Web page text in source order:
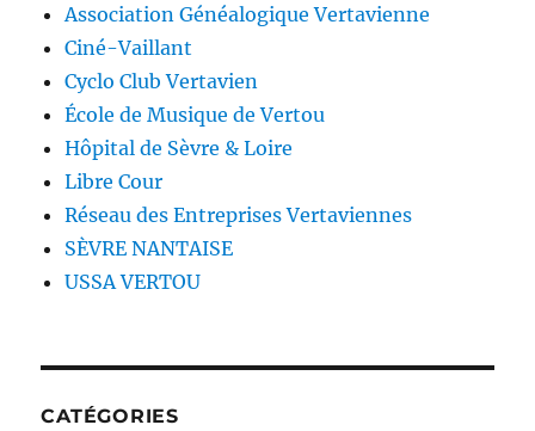
Association Généalogique Vertavienne
Ciné-Vaillant
Cyclo Club Vertavien
École de Musique de Vertou
Hôpital de Sèvre & Loire
Libre Cour
Réseau des Entreprises Vertaviennes
SÈVRE NANTAISE
USSA VERTOU
CATÉGORIES